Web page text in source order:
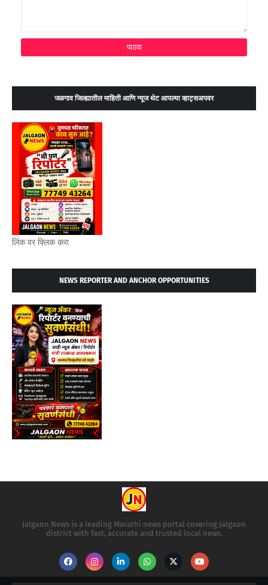
जळगाव जिल्ह्यातील माहिती आणि न्यूज थेट आपल्या व्हाट्सअपवर
लिंक वर क्लिक करा
NEWS REPORTER AND ANCHOR OPPORTUNITIES
Jalgaon News is a leading Marathi news portal covering Jalgaon
district with fast, accurate and trusted local news.